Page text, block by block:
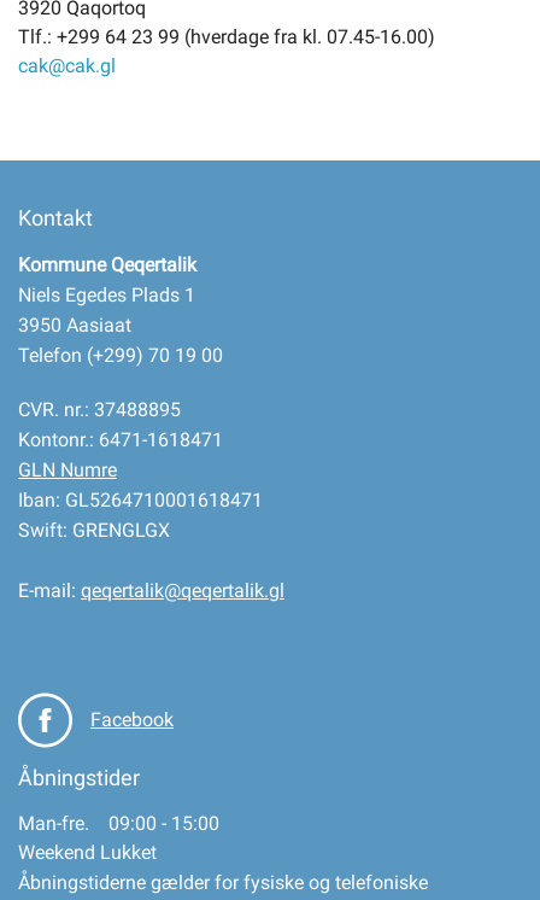
3920 Qaqortoq
Tlf.: +299 64 23 99 (hverdage fra kl. 07.45-16.00)
cak@cak.gl
Kontakt
Kommune Qeqertalik
Niels Egedes Plads 1
3950 Aasiaat
Telefon (+299) 70 19 00
CVR. nr.: 37488895
Kontonr.: 6471-1618471
GLN Numre
Iban: GL5264710001618471
Swift: GRENGLGX
E-mail: qeqertalik@qeqertalik.gl
Facebook
Åbningstider
Man-fre. 09:00 - 15:00
Weekend Lukket
Åbningstiderne gælder for fysiske og telefoniske